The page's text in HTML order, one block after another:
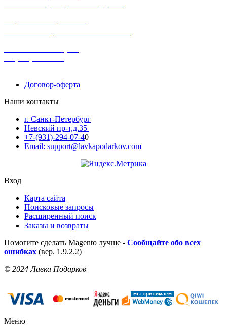
Договор-оферта
Наши контакты
г. Санкт-Петербург
Невский пр-т,д.35
+7-(931)-294-07-40
Email: support@lavkapodarkov.com
Вход
Карта сайта
Поисковые запросы
Расширенный поиск
Заказы и возвраты
Помогите сделать Magento лучше - Сообщайте обо всех
ошибках (вер. 1.9.2.2)
© 2024 Лавка Подарков
Меню